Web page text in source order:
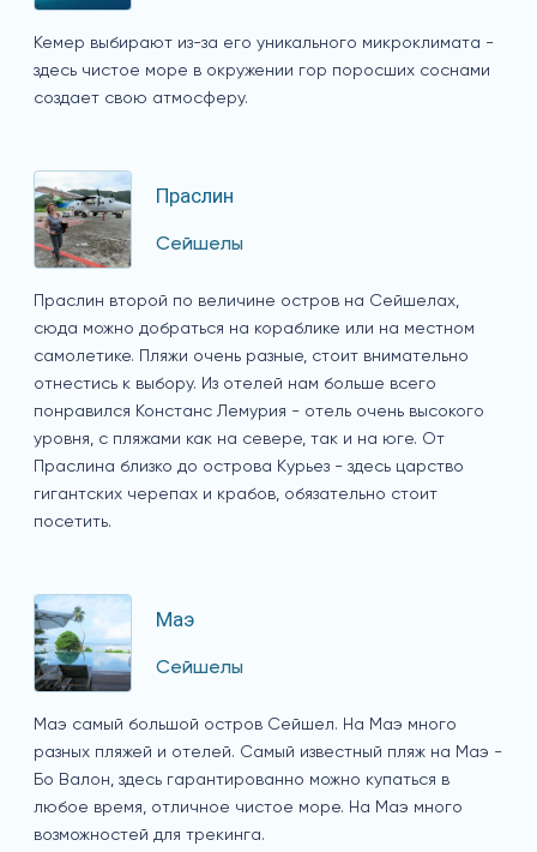
Кемер выбирают из-за его уникального микроклимата -
здесь чистое море в окружении гор поросших соснами
создает свою атмосферу.
Праслин
Сейшелы
Праслин второй по величине остров на Сейшелах,
сюда можно добраться на кораблике или на местном
самолетике. Пляжи очень разные, стоит внимательно
отнестись к выбору. Из отелей нам больше всего
понравился Констанс Лемурия - отель очень высокого
уровня, с пляжами как на севере, так и на юге. От
Праслина близко до острова Курьез - здесь царство
гигантских черепах и крабов, обязательно стоит
посетить.
Маэ
Сейшелы
Маэ самый большой остров Сейшел. На Маэ много
разных пляжей и отелей. Самый известный пляж на Маэ -
Бо Валон, здесь гарантированно можно купаться в
любое время, отличное чистое море. На Маэ много
возможностей для трекинга.